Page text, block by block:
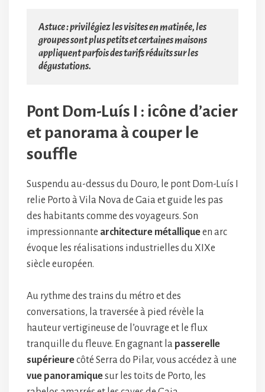
Astuce : privilégiez les visites en matinée, les
groupes sont plus petits et certaines maisons
appliquent parfois des tarifs réduits sur les
dégustations.
Pont Dom-Luís I : icône d’acier
et panorama à couper le
souffle
Suspendu au-dessus du Douro, le pont Dom-Luís I
relie Porto à Vila Nova de Gaia et guide les pas
des habitants comme des voyageurs. Son
impressionnante architecture métalliqueen arc
évoque les réalisations industrielles du XIXe
siècle européen.
Au rythme des trains du métro et des
conversations, la traversée à pied révèle la
hauteur vertigineuse de l’ouvrage et le flux
tranquille du fleuve. En gagnant la passerelle
supérieurecôté Serra do Pilar, vous accédez à une
vue panoramiquesur les toits de Porto, les